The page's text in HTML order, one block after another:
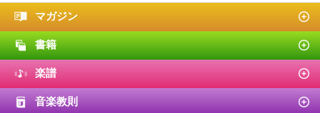
マガジン
書籍
楽譜
音楽教則